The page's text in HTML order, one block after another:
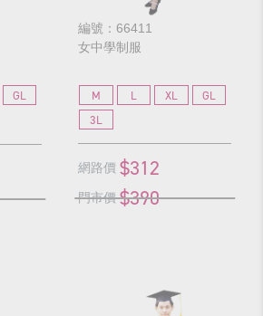
GL
編號：66411
女中學制服
M L XL
GL
3L
網路價 $312
門市價 $390